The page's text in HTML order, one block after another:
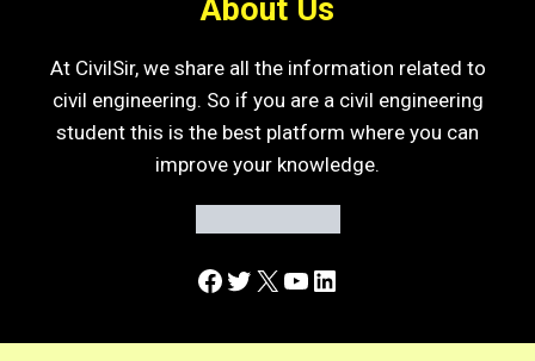
About Us
At CivilSir, we share all the information related to
civil engineering. So if you are a civil engineering
student this is the best platform where you can
improve your knowledge.
Facebook
Twitter
X YouTube
LinkedIn